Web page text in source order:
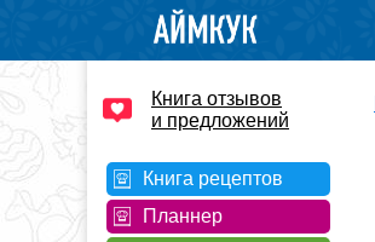
Книга отзывов
и предложений
Книга рецептов
Планнер